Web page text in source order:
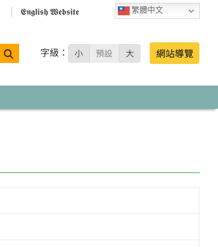
繁體中文
𝕰𝖓𝖌𝖑𝖎𝖘𝖍 𝖂𝖊𝖇𝖘𝖎𝖙𝖊
搜
字級： 小 預設 大 網站導覽